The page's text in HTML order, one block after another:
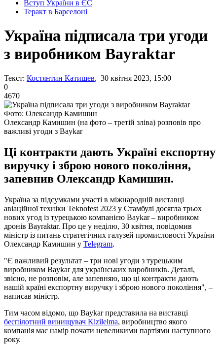
Вступ України в ЄС
Теракт в Барселоні
Україна підписала три угоди
з виробником Bayraktar
Текст: Костянтин Катишев, 30 квітня 2023, 15:00
0
4670
Фото: Олександр Камишин
Олександр Камишин (на фото – третій зліва) розповів про
важливі угоди з Baykar
Ці контракти дають Україні експортну
виручку і зброю нового покоління,
запевнив Олександр Камишин.
Україна за підсумками участі в міжнародній виставці
авіаційної техніки Teknofest 2023 у Стамбулі досягла трьох
нових угод із турецькою компанією Baykar – виробником
дронів Bayraktar. Про це у неділю, 30 квітня, повідомив
міністр із питань стратегічних галузей промисловості України
Олександр Камишин у Telegram.
"Є важливий результат – три нові угоди з турецьким
виробником Baykar для українських виробників. Деталі,
звісно, не розповім, але запевняю, що ці контракти дають
нашій країні експортну виручку і зброю нового покоління", –
написав міністр.
Тим часом відомо, що Baykar представила на виставці
беспілотний винищувач Kizilelma, виробництво якого
компанія має намір почати невеликими партіями наступного
року.